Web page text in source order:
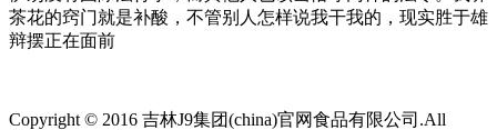
茶花的窍门就是补酸，不管别人怎样说我干我的，现实胜于雄
辩摆正在面前
Copyright © 2016 吉林J9集团(china)官网食品有限公司.All